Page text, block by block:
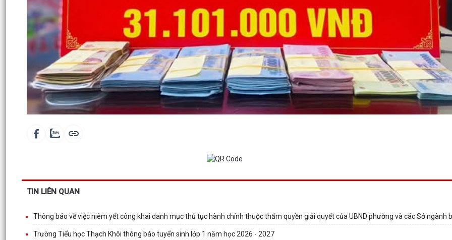
TIN LIÊN QUAN
Thông báo về việc niêm yết công khai danh mục thủ tục hành chính thuộc thẩm quyền giải quyết của UBND phường và các Sở ngành
Trường Tiểu học Thạch Khôi thông báo tuyển sinh lớp 1 năm học 2026 - 2027